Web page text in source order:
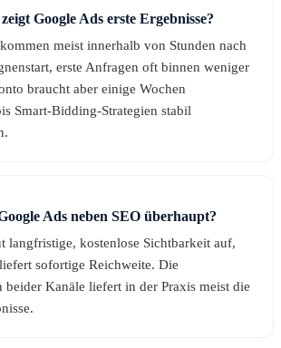
Google Ads erste Ergebnisse?
meist innerhalb von Stunden nach
erste Anfragen oft binnen weniger
braucht aber einige Wochen
Smart-Bidding-Strategien stabil
Ads neben SEO überhaupt?
langfristige, kostenlose Sichtbarkeit auf,
sofortige Reichweite. Die
Kanäle liefert in der Praxis meist die